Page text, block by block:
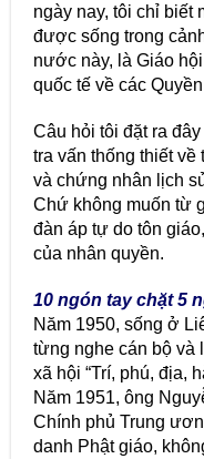
ngày nay, tôi chỉ biết
được sống trong
nước này, là Giáo
quốc tế về các
Câu hỏi tôi đặt ra
tra vấn thống thiết
và chứng nhân lịch
Chứ không muốn từ
đàn áp tự do tôn
của nhân quyền.
10 ngón tay chặt 5
Năm 1950, sống ở
từng nghe cán bộ và
xã hội “Trí, phú, địa,
Năm 1951, ông
Chính phủ Trung
danh Phật giáo,